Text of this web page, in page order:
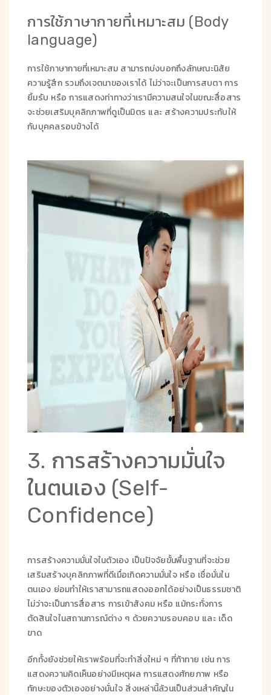
การใช้ภาษากายที่เหมาะสม (Body
language)
การใช้ภาษากายที่เหมาะสม สามารถบ่งบอกถึงลักษณะนิสัย
ความรู้สึก รวมถึงเจตนาของเราได้ ไม่ว่าจะเป็นการสบตา การ
ยิ้มรับ หรือ การแสดงท่าทางว่าเรามีความสนใจในขณะสื่อสาร
จะช่วยเสริมบุคลิกภาพที่ดูเป็นมิตร และ สร้างความประทับให้
กับบุคคลรอบข้างได้
3. การสร้างความมั่นใจ
ในตนเอง (Self-
Confidence)
การสร้างความมั่นใจในตัวเอง เป็นปัจจัยขั้นพื้นฐานที่จะช่วย
เสริมสร้างบุคลิกภาพที่ดีเมื่อเกิดความมั่นใจ หรือ เชื่อมั่นใน
ตนเอง ย่อมทำให้เราสามารถแสดงออกได้อย่างเป็นธรรมชาติ
ไม่ว่าจะเป็นการสื่อสาร การเข้าสังคม หรือ แม้กระทั่งการ
ตัดสินใจในสถานการณ์ต่าง ๆ ด้วยความรอบคอบ และ เด็ด
ขาด
อีกทั้งยังช่วยให้เราพร้อมที่จะทำสิ่งใหม่ ๆ ที่ท้าทาย เช่น การ
แสดงความคิดเห็นอย่างมีเหตุผล การแสดงศักยภาพ หรือ
ทักษะของตัวเองอย่างมั่นใจ สิ่งเหล่านี้ล้วนเป็นส่วนสำคัญใน